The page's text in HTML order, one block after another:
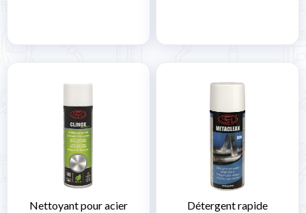
Nettoyant pour acier
Détergent rapide